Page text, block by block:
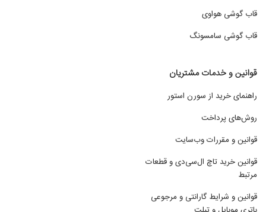
قاب گوشی هواوی
قاب گوشی سامسونگ
قوانین و خدمات مشتریان
راهنمای خرید از سورن استور
روش‌های پرداخت
قوانین و مقررات وب‌سایت
قوانین خرید تاچ ال‌سی‌دی و قطعات
مرتبط
قوانین و شرایط گارانتی و مرجوعی